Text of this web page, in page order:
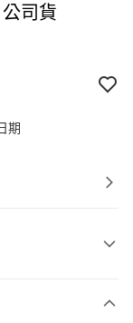
司貨
期